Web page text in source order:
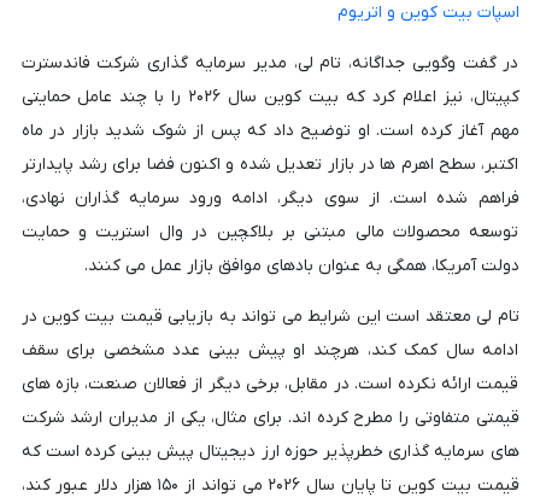
اسپات بیت کوین و اتریوم
در گفت وگویی جداگانه، تام لی، مدیر سرمایه گذاری شرکت فاندسترت
کپیتال، نیز اعلام کرد که بیت کوین سال ۲۰۲۶ را با چند عامل حمایتی
مهم آغاز کرده است. او توضیح داد که پس از شوک شدید بازار در ماه
اکتبر، سطح اهرم ها در بازار تعدیل شده و اکنون فضا برای رشد پایدارتر
فراهم شده است. از سوی دیگر، ادامه ورود سرمایه گذاران نهادی،
توسعه محصولات مالی مبتنی بر بلاکچین در وال استریت و حمایت
دولت آمریکا، همگی به عنوان بادهای موافق بازار عمل می کنند.
تام لی معتقد است این شرایط می تواند به بازیابی قیمت بیت کوین در
ادامه سال کمک کند، هرچند او پیش بینی عدد مشخصی برای سقف
قیمت ارائه نکرده است. در مقابل، برخی دیگر از فعالان صنعت، بازه های
قیمتی متفاوتی را مطرح کرده اند. برای مثال، یکی از مدیران ارشد شرکت
های سرمایه گذاری خطرپذیر حوزه ارز دیجیتال پیش بینی کرده است که
قیمت بیت کوین تا پایان سال ۲۰۲۶ می تواند از ۱۵۰ هزار دلار عبور کند،